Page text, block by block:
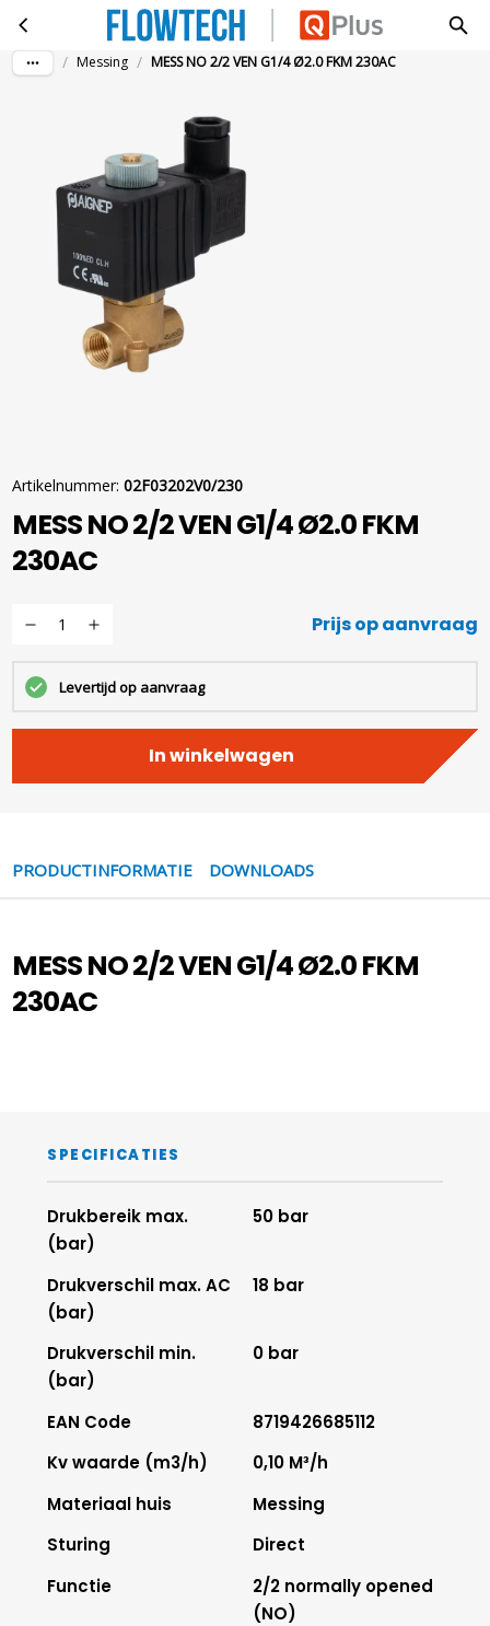
Ga naar hoofdinhoud
MESS NO 2/2 VEN G1/4 Ø2.0 FKM 230AC
/ Messing / MESS NO 2/2 VEN G1/4 Ø2.0 FKM 230AC
Artikelnummer: 02F03202V0/230
MESS NO 2/2 VEN G1/4 Ø2.0 FKM
230AC
Prijs op aanvraag
Levertijd op aanvraag
In winkelwagen
PRODUCTINFORMATIE DOWNLOADS
MESS NO 2/2 VEN G1/4 Ø2.0 FKM
230AC
SPECIFICATIES
Drukbereik max.
(bar)
50 bar
Drukverschil max. AC
(bar)
18 bar
Drukverschil min.
(bar)
0 bar
EAN Code
8719426685112
Kv waarde (m3/h)
0,10 M³/h
Materiaal huis
Messing
Sturing
Direct
Functie
2/2 normally opened
(NO)